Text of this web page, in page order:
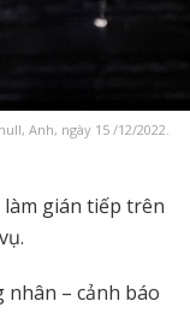
Anh, ngày 15 /12/2022.
làm gián tiếp trên
nhân – cảnh báo